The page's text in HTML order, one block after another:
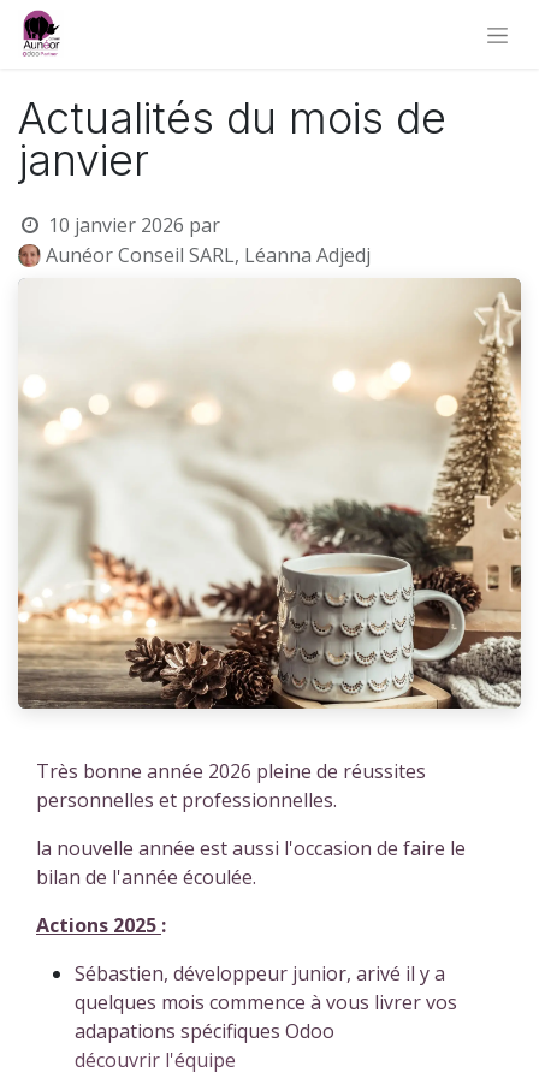
Actualités du mois de
janvier
10 janvier 2026 par
Aunéor Conseil SARL, Léanna Adjedj
Très bonne année 2026 pleine de réussites
personnelles et professionnelles.
la nouvelle année est aussi l'occasion de faire le
bilan de l'année écoulée.
Actions 2025 :
Sébastien, développeur junior, arivé il y a
quelques mois commence à vous livrer vos
adapations spécifiques Odoo
découvrir l'équipe